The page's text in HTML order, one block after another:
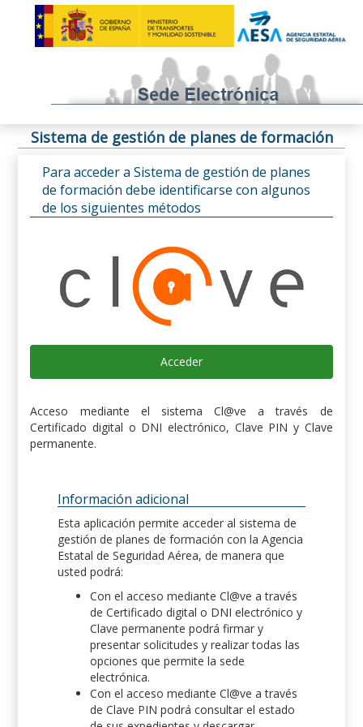
Sistema de gestión de planes de formación
Para acceder a Sistema de gestión de planes
de formación debe identificarse con algunos
de los siguientes métodos
Acceder
Acceso mediante el sistema Cl@ve a través de
Certificado digital o DNI electrónico, Clave PIN y Clave
permanente.
Información adicional
Esta aplicación permite acceder al sistema de
gestión de planes de formación con la Agencia
Estatal de Seguridad Aérea, de manera que
usted podrá:
Con el acceso mediante Cl@ve a través
de Certificado digital o DNI electrónico y
Clave permanente podrá firmar y
presentar solicitudes y realizar todas las
opciones que permite la sede
electrónica.
Con el acceso mediante Cl@ve a través
de Clave PIN podrá consultar el estado